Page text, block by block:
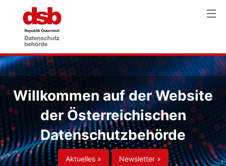
Willkommen auf der Website
der Österreichischen
Datenschutzbehörde
Aktuelles » Newsletter »